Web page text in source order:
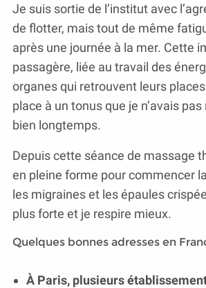
Je suis sortie de l’institut avec
de flotter, mais tout de même
après une journée à la mer. Cette
passagère, liée au travail des
organes qui retrouvent leurs
place à un tonus que je n’avais
bien longtemps.
Depuis cette séance de massage
en pleine forme pour commencer
les migraines et les épaules
plus forte et je respire mieux.
Quelques bonnes adresses en
À Paris, plusieurs